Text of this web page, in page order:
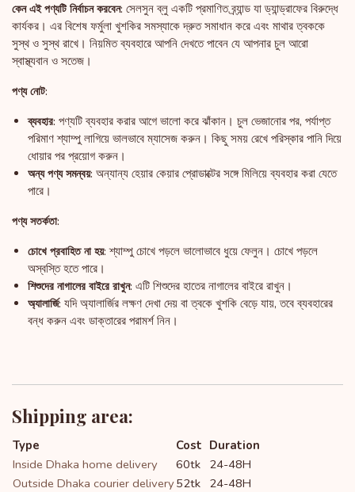
কেন এই পণ্যটি নির্বাচন করবেন: সেলসুন ব্লু একটি প্রমাণিত ব্র্যান্ড যা ড্যান্ড্রাফের বিরুদ্ধে
কার্যকর। এর বিশেষ ফর্মুলা খুশকির সমস্যাকে দ্রুত সমাধান করে এবং মাথার ত্বককে
সুস্থ ও সুস্থ রাখে। নিয়মিত ব্যবহারে আপনি দেখতে পাবেন যে আপনার চুল আরো
স্বাস্থ্যবান ও সতেজ।
পণ্য নোট:
ব্যবহার: পণ্যটি ব্যবহার করার আগে ভালো করে ঝাঁকান। চুল ভেজানোর পর, পর্যাপ্ত
পরিমাণ শ্যাম্পু লাগিয়ে ভালভাবে ম্যাসেজ করুন। কিছু সময় রেখে পরিস্কার পানি দিয়ে
ধোয়ার পর প্রয়োগ করুন।
অন্য পণ্য সমন্বয়: অন্যান্য হেয়ার কেয়ার প্রোডাক্টের সঙ্গে মিলিয়ে ব্যবহার করা যেতে
পারে।
পণ্য সতর্কতা:
চোখে প্রবাহিত না হয়: শ্যাম্পু চোখে পড়লে ভালোভাবে ধুয়ে ফেলুন। চোখে পড়লে
অস্বস্তি হতে পারে।
শিশুদের নাগালের বাইরে রাখুন: এটি শিশুদের হাতের নাগালের বাইরে রাখুন।
অ্যালার্জি: যদি অ্যালার্জির লক্ষণ দেখা দেয় বা ত্বকে খুশকি বেড়ে যায়, তবে ব্যবহারের
বন্ধ করুন এবং ডাক্তারের পরামর্শ নিন।
Shipping area:
Type Cost Duration
Inside Dhaka home delivery
60tk 24-48H
Outside Dhaka courier delivery52tk 24-48H